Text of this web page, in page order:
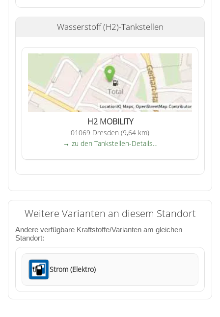
Wasserstoff (H2)-Tankstellen
H2 MOBILITY
01069 Dresden (9,64 km)
→ zu den Tankstellen-Details…
Weitere Varianten an diesem Standort
Andere verfügbare Kraftstoffe/Varianten am gleichen
Standort:
Strom (Elektro)